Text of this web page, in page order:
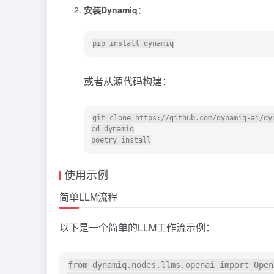
安装Dynamiq：
或者从源代码构建：
git clone https://github.com/dynamiq-ai/
cd dynamiq
使用示例
简单LLM流程
以下是一个简单的LLM工作流示例：
from dynamiq.nodes.llms.openai import